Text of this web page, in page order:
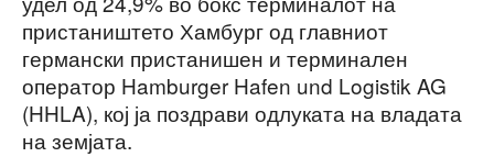
пристаништето Хамбург од главниот
германски пристанишен и терминален
оператор Hamburger Hafen und Logistik AG
(HHLA), кој ја поздрави одлуката на владата
на земјата.